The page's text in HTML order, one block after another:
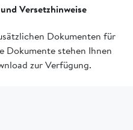
Versetzhinweise
Dokumenten für
Dokumente stehen Ihnen
zur Verfügung.